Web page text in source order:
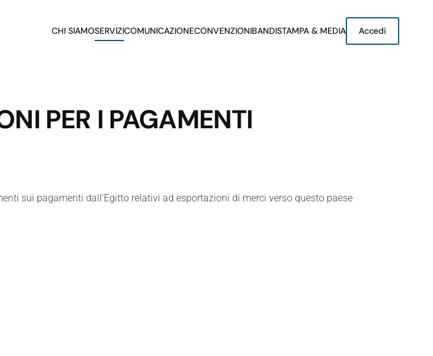
CHI SIAMOSERVIZICOMUNICAZIONECONVENZIONIBANDISTAMPA & MEDIA Accedi
PER I PAGAMENTI
sui pagamenti dall’Egitto relativi ad esportazioni di merci verso questo paese